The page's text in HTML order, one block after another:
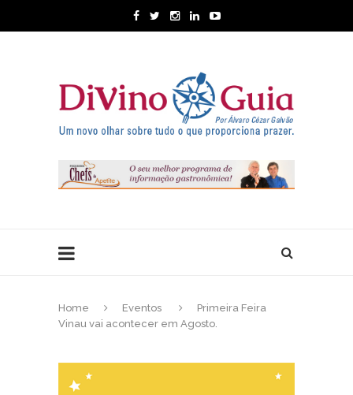
Home Eventos
Primeira Feira
Vinau vai acontecer em Agosto.